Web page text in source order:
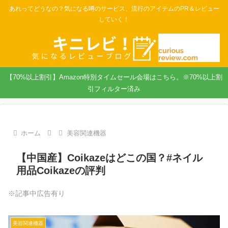
あれってどうなの？気になる噂のサービス、流行のアイテムのPR＆レビュー
していく！
【70%以上割引】Amazon特別タイムセール会場はこちら。※70%以上割
引フィルター済み
ホーム 美容関連機器
【中国産】Coikazeはどこの国？#ネイル
用品Coikazeの評判
※記事中広告有り
美容関連機器